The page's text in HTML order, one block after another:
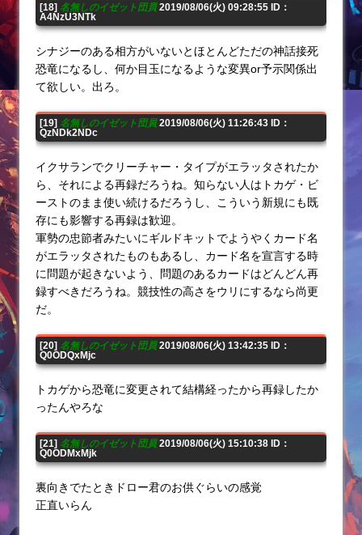
[18] 名無しのイゼット団員2019/08/06(火) 09:28:55 ID：
A4NzU3NTk
シナジーのある相方がいないとほとんどただの神話接死
恐竜になるし、何か目玉になるような変異or予示関係出
て欲しい。出ろ。
[19] 名無しのイゼット団員2019/08/06(火) 11:26:43 ID：
QzNDk2NDc
イクサランでクリーチャー・タイプがエラッタされたか
ら、それによる再録だろうね。知らない人はトカゲ・ビ
ーストのまま使い続けるだろうし、こういう新規にも既
存にも影響する再録は歓迎。
軍勢の忠節者みたいにギルドキットでようやくカード名
がエラッタされたものもあるし、カード名を宣言する時
に問題が起きないよう、問題のあるカードはどんどん再
録すべきだろうね。競技性の高さをウリにするなら尚更
だ。
[20] 名無しのイゼット団員2019/08/06(火) 13:42:35 ID：
Q0ODQxMjc
トカゲから恐竜に変更されて結構経ったから再録したか
ったんやろな
[21] 名無しのイゼット団員2019/08/06(火) 15:10:38 ID：
Q0ODMxMjk
裏向きでたときドロー君のお供ぐらいの感覚
正直いらん